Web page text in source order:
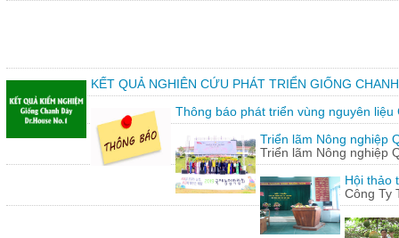
KẾT QUẢ NGHIÊN CỨU PHÁT TRIỂN GIỐNG
Thông báo phát triển vùng nguyên liệu
Triển lãm Nông nghiệp
Triển lãm Nông nghiệp
Hội thảo
Công Ty